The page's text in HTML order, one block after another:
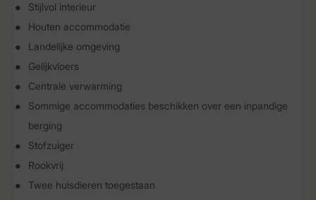
Stijlvol interieur
Houten accommodatie
Landelijke omgeving
Gelijkvloers
Centrale verwarming
Sommige accommodaties beschikken over een inpandige
berging
Stofzuiger
Rookvrij
Twee huisdieren toegestaan